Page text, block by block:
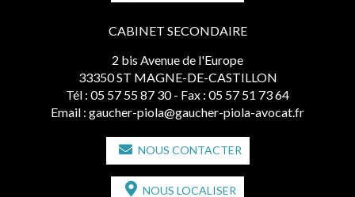
CABINET SECONDAIRE
2 bis Avenue de l'Europe
33350 ST MAGNE-DE-CASTILLON
Tél : 05 57 55 87 30 - Fax : 05 57 51 73 64
Email : gaucher-piola@gaucher-piola-avocat.fr
NOUS CONTACTER
NOUS LOCALISER